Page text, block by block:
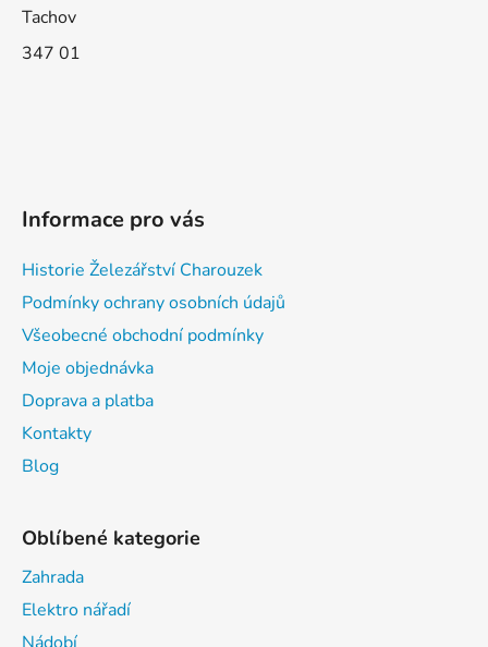
Tachov
347 01
Informace pro vás
Historie Železářství Charouzek
Podmínky ochrany osobních údajů
Všeobecné obchodní podmínky
Moje objednávka
Doprava a platba
Kontakty
Blog
Oblíbené kategorie
Zahrada
Elektro nářadí